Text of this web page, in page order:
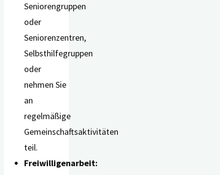
Seniorengruppen
oder
Seniorenzentren,
Selbsthilfegruppen
oder
nehmen Sie
an
regelmäßige
Gemeinschaftsaktivitäten
teil.
Freiwilligenarbeit: